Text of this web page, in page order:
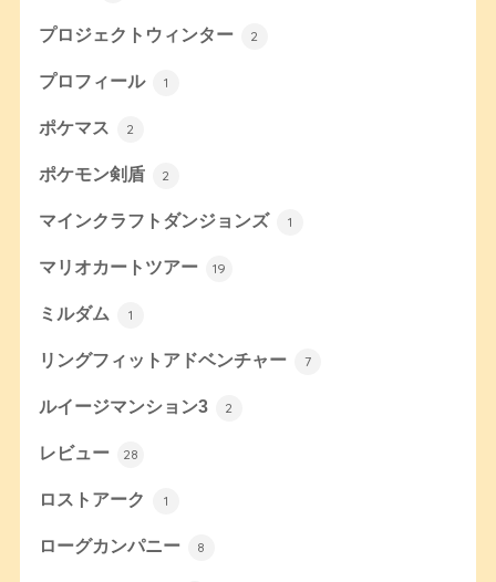
プロジェクトウィンター 2
プロフィール 1
ポケマス 2
ポケモン剣盾 2
マインクラフトダンジョンズ 1
マリオカートツアー 19
ミルダム 1
リングフィットアドベンチャー 7
ルイージマンション3 2
レビュー 28
ロストアーク 1
ローグカンパニー 8